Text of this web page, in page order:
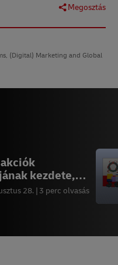
Megosztás
(Digital) Marketing and Global
akciók
kezdete,
készüljünk fel rá
28. 3 perc olvasás